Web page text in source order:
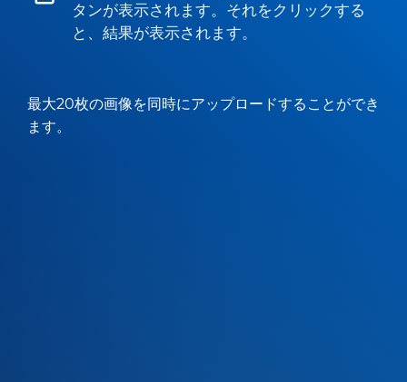
タンが表示されます。それをクリックする
と、結果が表示されます。
最大20枚の画像を同時にアップロードすることができ
ます。